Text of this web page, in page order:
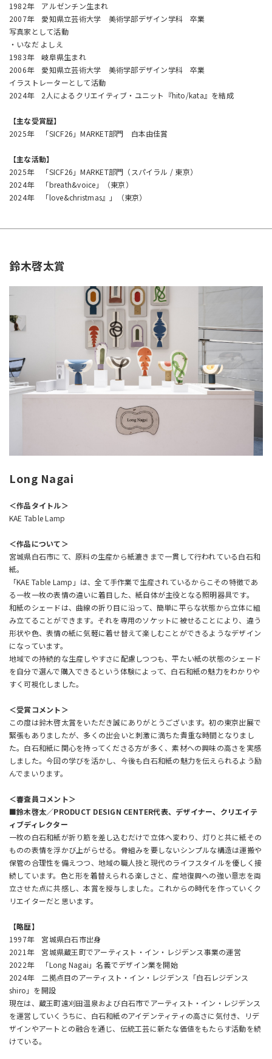
1982年 アルゼンチン生まれ
2007年 愛知県立芸術大学 美術学部デザイン学科 卒業
写真家として活動
・いなだ よしえ
1983年 岐阜県生まれ
2006年 愛知県立芸術大学 美術学部デザイン学科 卒業
イラストレーターとして活動
2024年 2人によるクリエイティブ・ユニット『hito/kata』を結成
【主な受賞歴】
2025年 「SICF26」MARKET部門 白本由佳賞
【主な活動】
2025年 「SICF26」MARKET部門（スパイラル / 東京）
2024年 「breath&voice」（東京）
2024年 「love&christmas』」（東京）
鈴木啓太賞
Long Nagai​
＜作品タイトル＞
KAE Table Lamp
＜作品について＞
宮城県白石市にて、原料の生産から紙漉きまで一貫して行われている白石和
紙。
「KAE Table Lamp」は、全て手作業で生産されているからこその特徴であ
る一枚一枚の表情の違いに着目した、紙自体が主役となる照明器具です。
和紙のシェードは、曲線の折り目に沿って、簡単に平らな状態から立体に組
み立てることができます。それを専用のソケットに被せることにより、違う
形状や色、表情の紙に気軽に着せ替えて楽しむことができるようなデザイン
になっています。
地域での持続的な生産しやすさに配慮しつつも、平たい紙の状態のシェード
を自分で選んで購入できるという体験によって、白石和紙の魅力をわかりや
すく可視化しました。
＜受賞コメント＞
この度は鈴木啓太賞をいただき誠にありがとうございます。初の東京出展で
緊張もありましたが、多くの出会いと刺激に満ちた貴重な時間となりまし
た。白石和紙に関心を持ってくださる方が多く、素材への興味の高さを実感
しました。今回の学びを活かし、今後も白石和紙の魅力を伝えられるよう励
んでまいります。
＜審査員コメント＞
■鈴木啓太／PRODUCT DESIGN CENTER代表、デザイナー、クリエイテ
ィブディレクター
一枚の白石和紙が折り筋を差し込むだけで立体へ変わり、灯りと共に紙その
ものの表情を浮かび上がらせる。骨組みを要しないシンプルな構造は運搬や
保管の合理性を備えつつ、地域の職人技と現代のライフスタイルを優しく接
続しています。色と形を着替えられる楽しさと、産地復興への強い意志を両
立させた点に共感し、本賞を授与しました。これからの時代を作っていくク
リエイターだと思います。
【略歴】
1997年 宮城県白石市出身
2021年 宮城県蔵王町でアーティスト・イン・レジデンス事業の運営
2022年 「Long Nagai」名義でデザイン業を開始
2024年 二拠点目のアーティスト・イン・レジデンス「白石レジデンス
shiro」を開設
現在は、蔵王町遠刈田温泉および白石市でアーティスト・イン・レジデンス
を運営していくうちに、白石和紙のアイデンティティの高さに気付き、リデ
ザインやアートとの融合を通じ、伝統工芸に新たな価値をもたらす活動を続
けている。